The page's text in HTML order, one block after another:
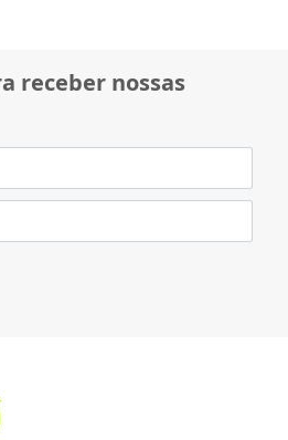
receber nossas